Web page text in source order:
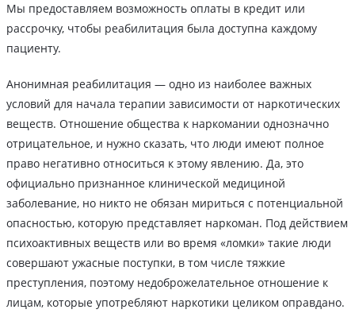
Мы предоставляем возможность оплаты в кредит или
рассрочку, чтобы реабилитация была доступна каждому
пациенту.
Анонимная реабилитация — одно из наиболее важных
условий для начала терапии зависимости от наркотических
веществ. Отношение общества к наркомании однозначно
отрицательное, и нужно сказать, что люди имеют полное
право негативно относиться к этому явлению. Да, это
официально признанное клинической медициной
заболевание, но никто не обязан мириться с потенциальной
опасностью, которую представляет наркоман. Под действием
психоактивных веществ или во время «ломки» такие люди
совершают ужасные поступки, в том числе тяжкие
преступления, поэтому недоброжелательное отношение к
лицам, которые употребляют наркотики целиком оправдано.